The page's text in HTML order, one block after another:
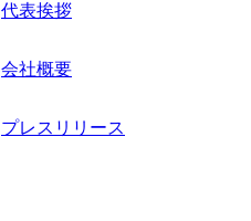
代表挨拶
会社概要
プレスリリース